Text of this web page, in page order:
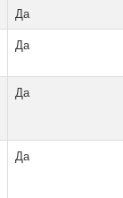
Да
Да
Да
Да